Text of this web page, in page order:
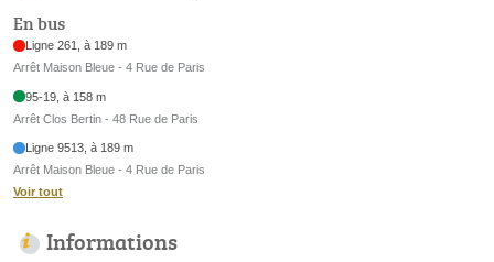
En bus
Ligne 261, à 189 m
Arrêt Maison Bleue - 4 Rue de Paris
95-19, à 158 m
Arrêt Clos Bertin - 48 Rue de Paris
Ligne 9513, à 189 m
Arrêt Maison Bleue - 4 Rue de Paris
Voir tout
Informations